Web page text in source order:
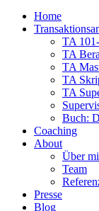
Home
TA
TA
TA
TA
TA
Buch:
Coaching
About
Über
Team
Presse
Blog